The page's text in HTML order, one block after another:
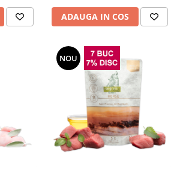
ADAUGA IN COS
NOU